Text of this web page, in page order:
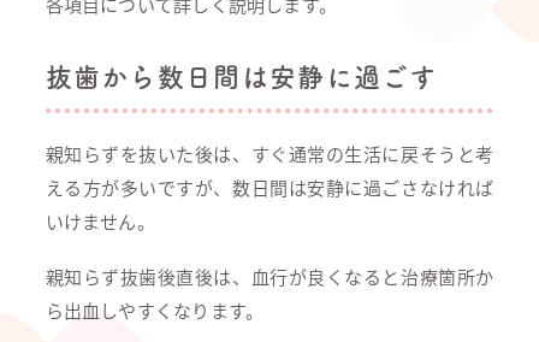
抜歯から数日間は安静に過ごす
親知らずを抜いた後は、すぐ通常の生活に戻そうと考
える方が多いですが、数日間は安静に過ごさなければ
いけません。
親知らず抜歯後直後は、血行が良くなると治療箇所か
ら出血しやすくなります。